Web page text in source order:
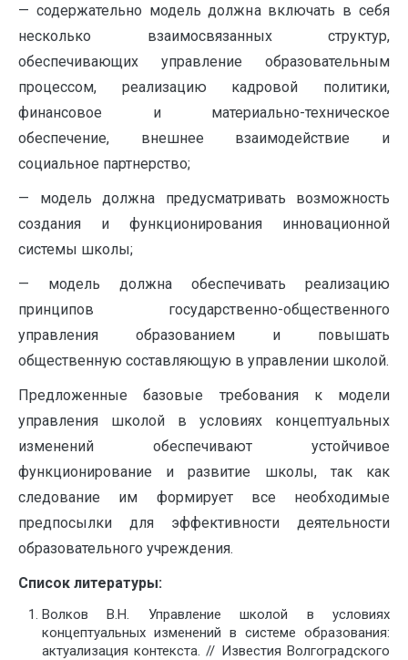
— содержательно модель должна включать в себя
несколько взаимосвязанных структур,
обеспечивающих управление образовательным
процессом, реализацию кадровой политики,
финансовое и материально-техническое
обеспечение, внешнее взаимодействие и
социальное партнерство;
— модель должна предусматривать возможность
создания и функционирования инновационной
системы школы;
— модель должна обеспечивать реализацию
принципов государственно-общественного
управления образованием и повышать
общественную составляющую в управлении школой.
Предложенные базовые требования к модели
управления школой в условиях концептуальных
изменений обеспечивают устойчивое
функционирование и развитие школы, так как
следование им формирует все необходимые
предпосылки для эффективности деятельности
образовательного учреждения.
Список литературы:
Волков В.Н. Управление школой в условиях
концептуальных изменений в системе образования:
актуализация контекста. // Известия Волгоградского